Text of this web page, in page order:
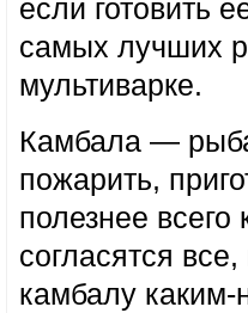
если готовить
самых лучших
мультиварке.
Камбала —
пожарить,
полезнее
согласятся
камбалу